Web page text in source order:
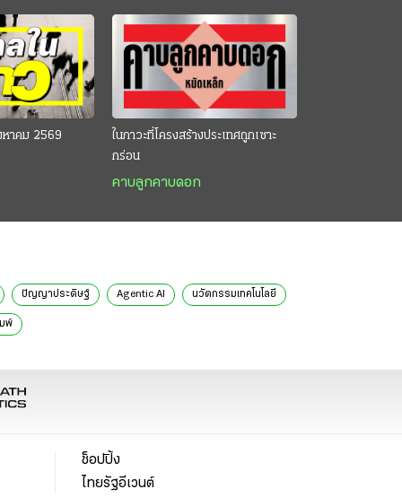
หาคม 2569
ในภาวะที่โครงสร้างประเทศถูกเซาะ
กร่อน
คาบลูกคาบดอก
ปัญญาประดิษฐ์ Agentic AI นวัตกรรมเทคโนโลยี
พ์
ช็อปปิ้ง
ไทยรัฐอีเวนต์